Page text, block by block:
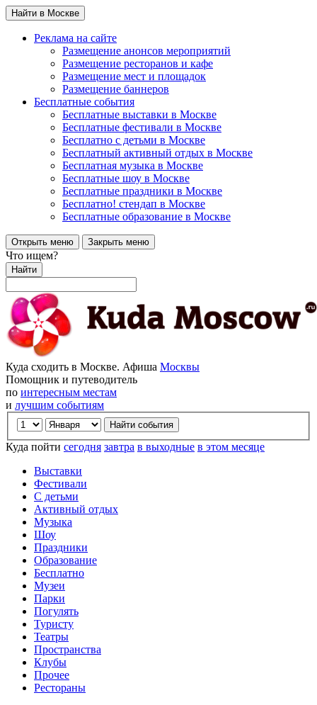
Найти в Москве
Реклама на сайте
Размещение анонсов мероприятий
Размещение ресторанов и кафе
Размещение мест и площадок
Размещение баннеров
Бесплатные события
Бесплатные выставки в Москве
Бесплатные фестивали в Москве
Бесплатно с детьми в Москве
Бесплатный активный отдых в Москве
Бесплатная музыка в Москве
Бесплатные шоу в Москве
Бесплатные праздники в Москве
Бесплатно! стендап в Москве
Бесплатные образование в Москве
Открыть меню Закрыть меню
Что ищем?
Найти
Куда сходить в Москве. Афиша Москвы
Помощник и путеводитель
по интересным местам
и лучшим событиям
Куда пойти сегодня завтра в выходные в этом месяце
Выставки
Фестивали
С детьми
Активный отдых
Музыка
Шоу
Праздники
Образование
Бесплатно
Музеи
Парки
Погулять
Туристу
Театры
Пространства
Клубы
Прочее
Рестораны